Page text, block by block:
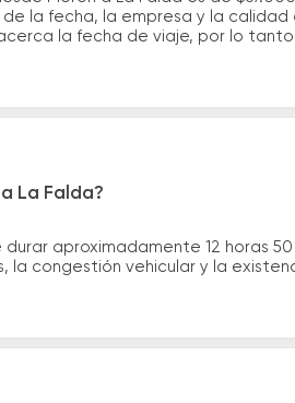
la fecha, la empresa y la
la fecha de viaje, por lo
La Falda?
durar aproximadamente 12 horas
la congestión vehicular y la